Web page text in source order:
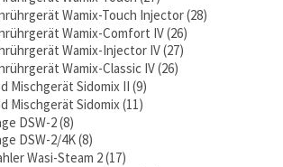
Wamix-Touch Injector 28
Wamix-Comfort IV 26
Wamix-Injector IV 27
Wamix-Classic IV 26
Mischgerät Sidomix II 9
Mischgerät Sidomix 11
DSW-2 8
DSW-2/4K 8
Wasi-Steam 2 17